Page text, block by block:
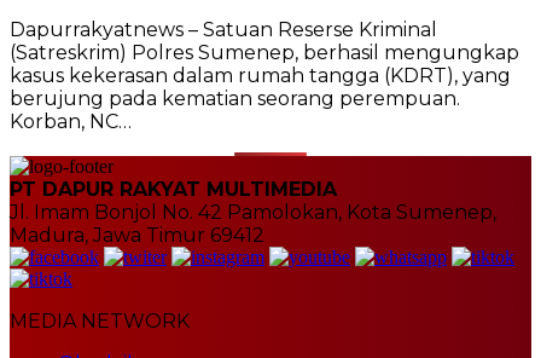
Dapurrakyatnews – Satuan Reserse Kriminal
(Satreskrim) Polres Sumenep, berhasil mengungkap
kasus kekerasan dalam rumah tangga (KDRT), yang
berujung pada kematian seorang perempuan.
Korban, NC…
PT DAPUR RAKYAT MULTIMEDIA
Jl. Imam Bonjol No. 42 Pamolokan, Kota Sumenep,
Madura, Jawa Timur 69412
MEDIA NETWORK